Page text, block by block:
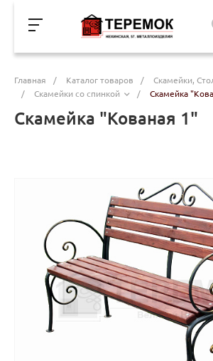
Главная / Каталог товаров /
Скамейки,
/
Скамейки со спинкой / Скамейка
Скамейка "Кованая 1"